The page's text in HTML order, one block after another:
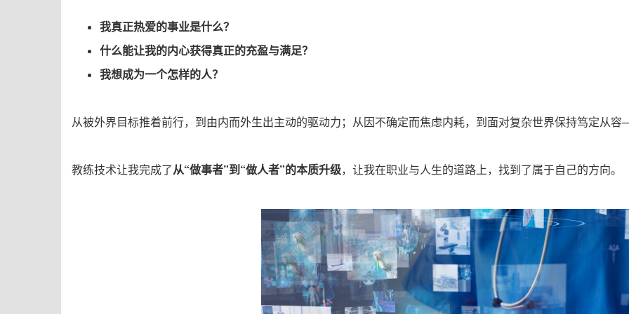
我真正热爱的事业是什么？
什么能让我的内心获得真正的充盈与满足？
我想成为一个怎样的人？
从被外界目标推着前行，到由内而外生出主动的驱动力；从因不确定而焦虑内耗，到面对复杂世界保持笃定从容
教练技术让我完成了从“做事者”到“做人者”的本质升级，让我在职业与人生的道路上，找到了属于自己的方向。